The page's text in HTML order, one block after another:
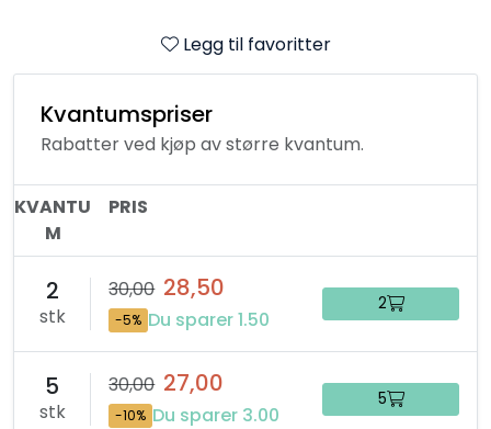
Legg til favoritter
Kvantumspriser
Rabatter ved kjøp av større kvantum.
KVANTU
M
PRIS
2
stk
30,00 28,50
-5% Du sparer 1.50
2
5
stk
30,00 27,00
-10% Du sparer 3.00
5